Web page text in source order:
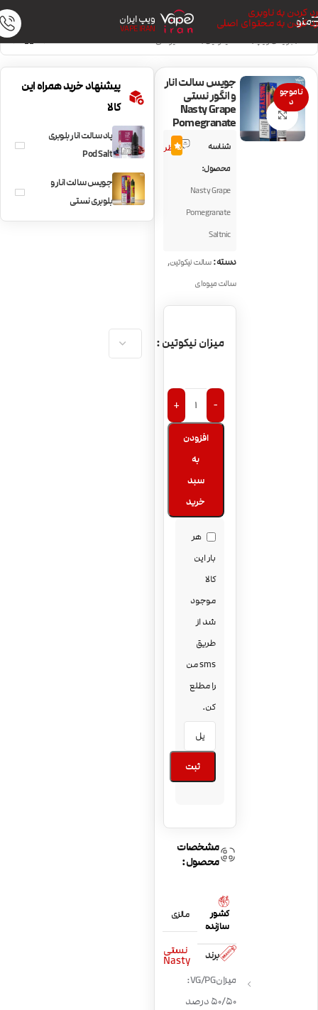
رد کردن به ناوبری
رد کردن به محتوای اصلی
منو ویپ ایران
VAPE IRAN
خانه/جویس ویپ/سالت نیکوتین/سالت میوه‌ای
ناموجو
د
بزرگنمایی تصویر
جویس سالت انار
و انگور نستی
Nasty Grape
Pomegranate
شناسه
محصول:
Nasty Grape
Pomegranate
Saltnic
1
نظر5.0
دسته:سالت نیکوتین,
سالت میوه‌ای
میزان نیکوتین
-
+
افزودن
به
سبد
خرید
هر
بار این
کالا
موجود
شد از
طریق
sms من
را مطلع
کن.
ثبت
مشخصات
محصول:
کشور
سازنده
مالزی
برند نستی
Nasty
میزان VG/PG:
50/50 درصد
پیشنهاد خرید همراه این
کالا
پاد سالت انار بلوبری
Pod Salt
Blueberry
Pomegranate
جویس سالت انار و
بلوبری نستی
Nasty